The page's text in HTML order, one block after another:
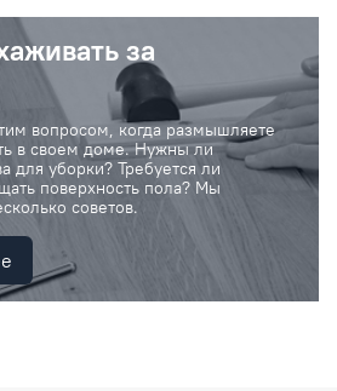
за
вопросом, когда размышляете
в своем доме. Нужны ли
для уборки? Требуется ли
поверхность пола? Мы
советов.